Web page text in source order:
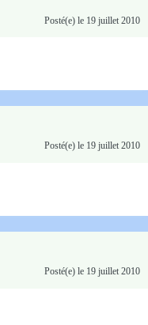
Posté(e) le 19 juillet 2010
Posté(e) le 19 juillet 2010
Posté(e) le 19 juillet 2010